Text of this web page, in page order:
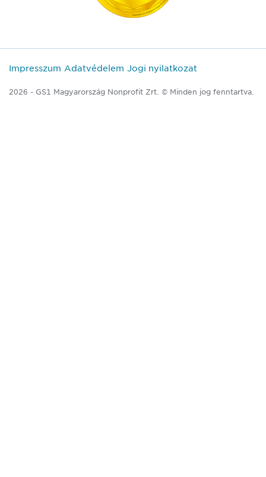
Impresszum Adatvédelem Jogi nyilatkozat
2026 - GS1 Magyarország Nonprofit Zrt. © Minden jog fenntartva.